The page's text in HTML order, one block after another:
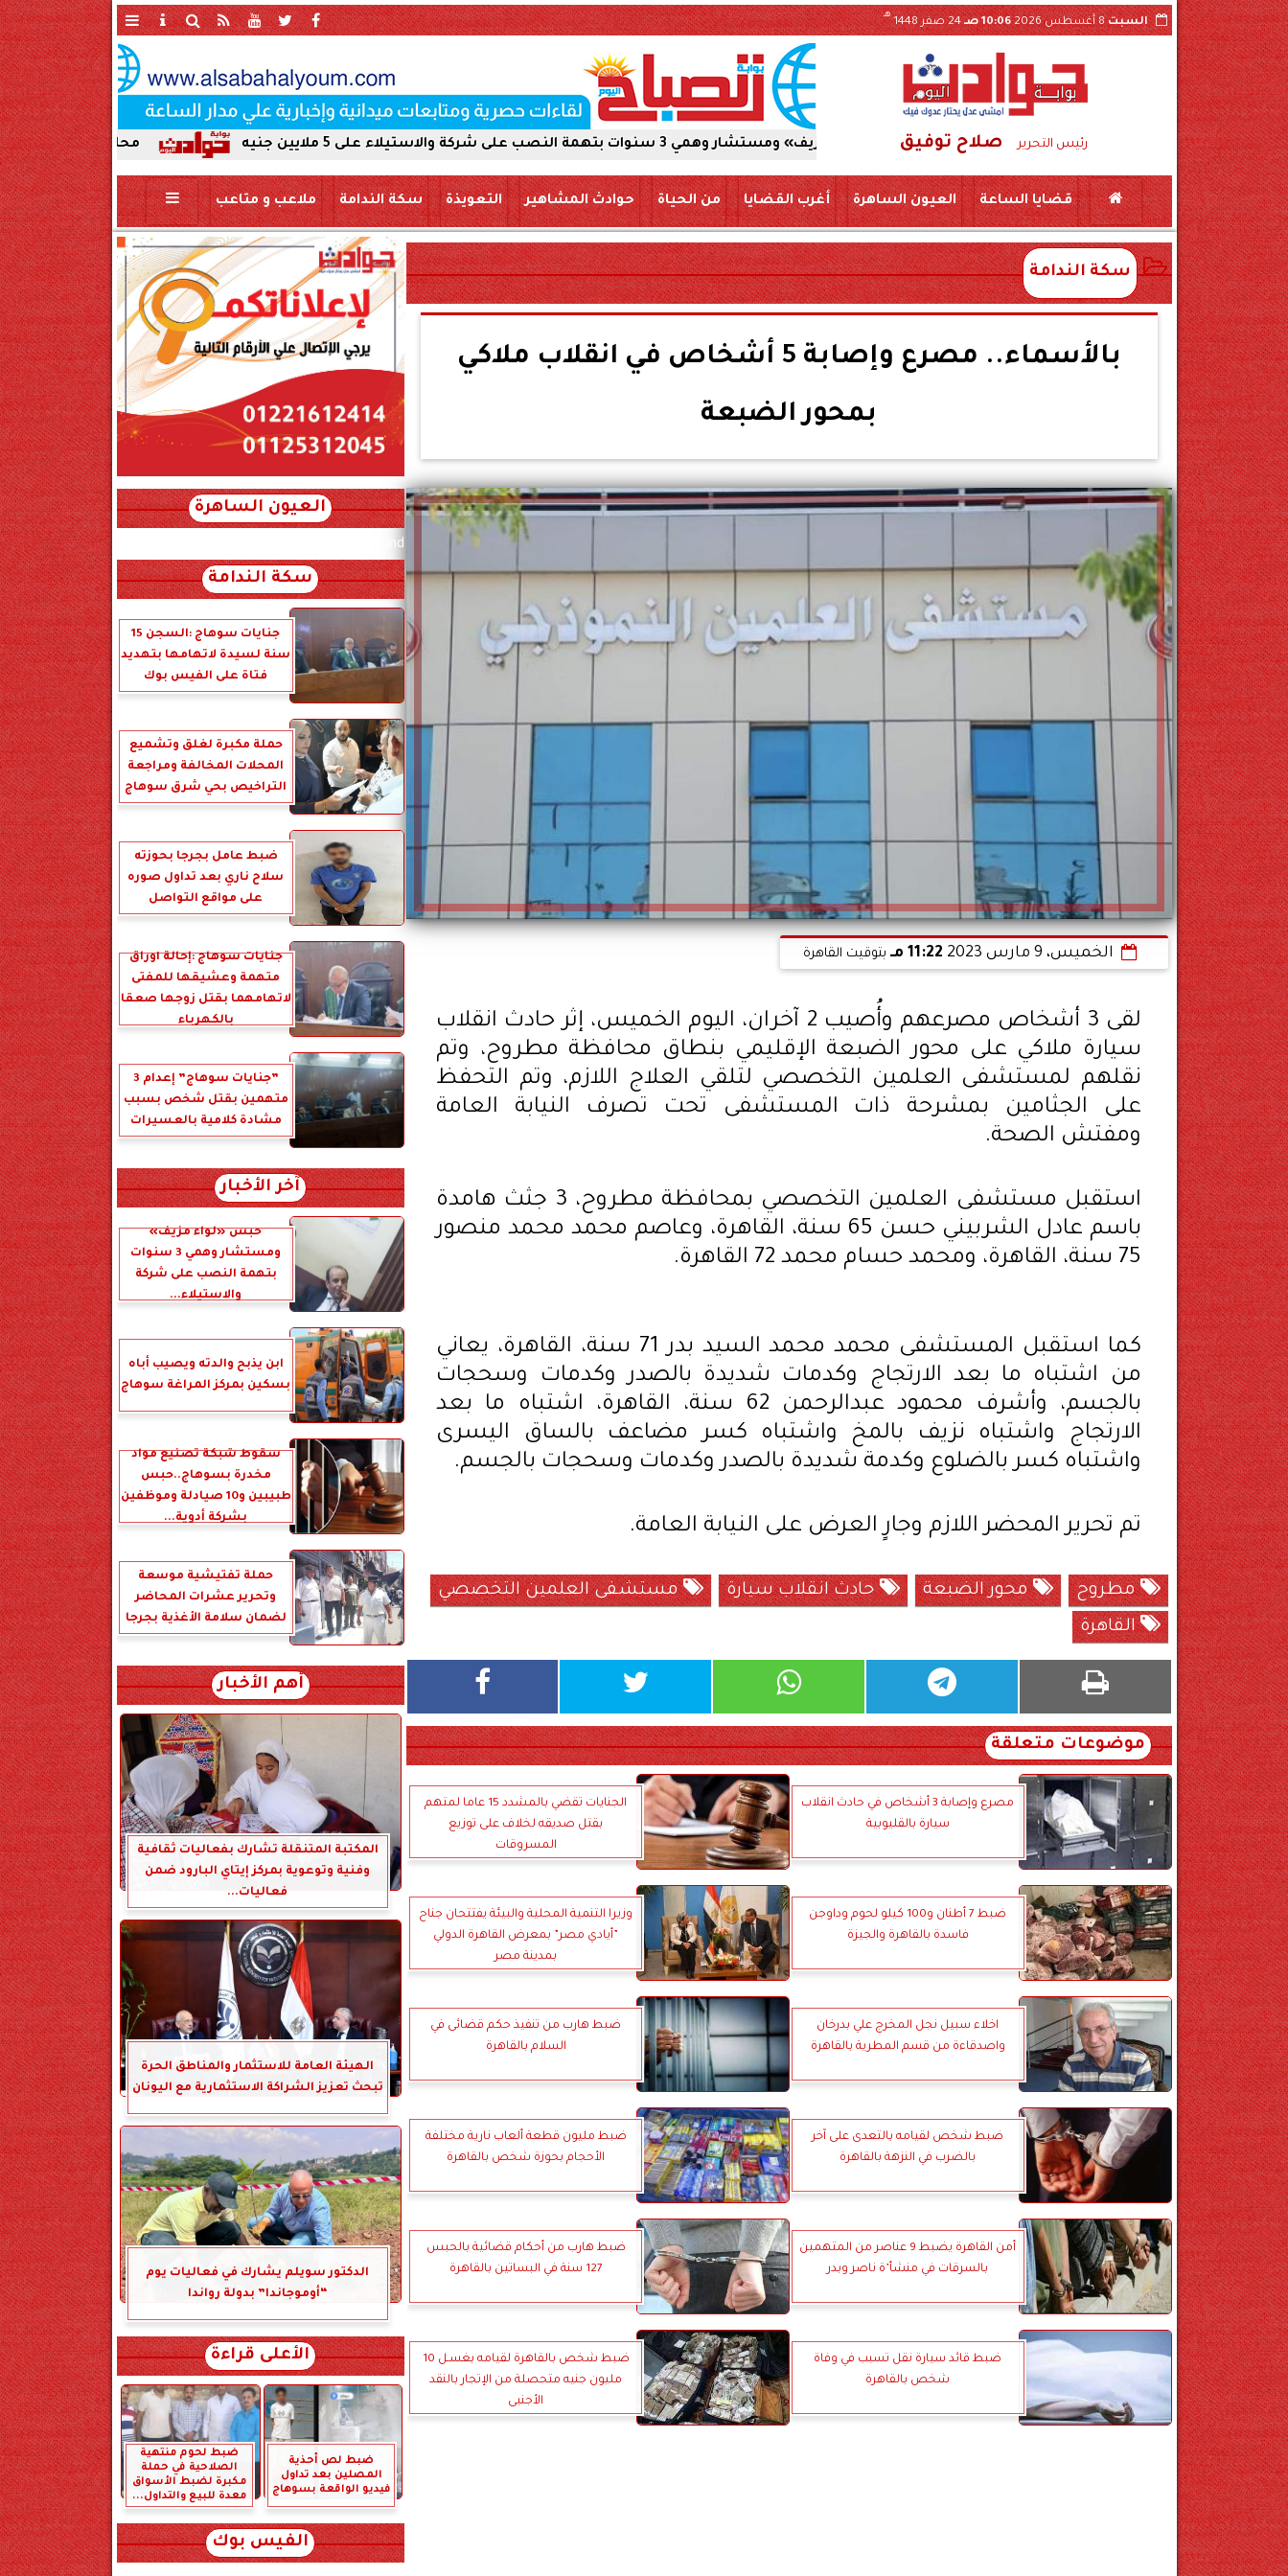
السبت8 أغسطس 2026 10:06 صـ 24 صفر 1448
هـ
رئيس التحرير صلاح توفيق محافظ سوهاج يحيل واقعة ردم حبس «لواء مزيف» ومستشار وهمي 3 سنوات بتهمة النصب على شركة والاستيلاء على 5 ملايين جنيه بمركز المراغة سوهاج
قضايا الساعة العيون الساهرة أغرب القضايا من الحياة حوادث المشاهير التعويذة سكة الندامة ملاعب و متاعب
سكة الندامة
بالأسماء.. مصرع وإصابة 5 أشخاص في انقلاب ملاكي
بمحور الضبعة
الخميس، 9 مارس 2023 11:22 مـ بتوقيت القاهرة
لقى 3 أشخاص مصرعهم وأُصيب 2 آخران، اليوم الخميس، إثر حادث انقلاب
سيارة ملاكي على محور الضبعة الإقليمي بنطاق محافظة مطروح، وتم
نقلهم لمستشفى العلمين التخصصي لتلقي العلاج اللازم، وتم التحفظ
على الجثامين بمشرحة ذات المستشفى تحت تصرف النيابة العامة
ومفتش الصحة.
استقبل مستشفى العلمين التخصصي بمحافظة مطروح، 3 جثث هامدة
باسم عادل الشربيني حسن 65 سنة، القاهرة، وعاصم محمد محمد منصور
75 سنة، القاهرة، ومحمد حسام محمد 72 القاهرة.
كما استقبل المستشفى محمد محمد السيد بدر 71 سنة، القاهرة، يعاني
من اشتباه ما بعد الارتجاج وكدمات شديدة بالصدر وكدمات وسحجات
بالجسم، وأشرف محمود عبدالرحمن 62 سنة، القاهرة، اشتباه ما بعد
الارتجاج واشتباه نزيف بالمخ واشتباه كسر مضاعف بالساق اليسرى
واشتباه كسر بالضلوع وكدمة شديدة بالصدر وكدمات وسحجات بالجسم.
تم تحرير المحضر اللازم وجارٍ العرض على النيابة العامة.
مطروح محور الضبعة حادث انقلاب سيارة
مستشفى العلمين التخصصي
القاهرة
موضوعات متعلقة
مصرع وإصابة 3 أشخاص في حادث انقلاب
سيارة بالقليوبية
الجنايات تقضي بالمشدد 15 عاما لمتهم
بقتل صديقه لخلاف على توزيع
المسروقات
ضبط 7 أطنان و100 كيلو لحوم وداوجن
فاسدة بالقاهرة والجيزة
وزيرا التنمية المحلية والبيئة يفتتحان جناح
”أيادي مصر” بمعرض القاهرة الدولي
بمدينة مصر
اخلاء سبيل نجل المخرج علي بدرخان
واصدقاءة من قسم المطرية بالقاهرة
ضبط هارب من تنفيذ حكم قضائى في
السلام بالقاهرة
ضبط شخص لقيامه بالتعدى على آخر
بالضرب في النزهة بالقاهرة
ضبط مليون قطعة ألعاب نارية مختلفة
الأحجام بحوزة شخص بالقاهرة
أمن القاهرة يضبط 9 عناصر من المتهمين
بالسرقات في منشأ’ة ناصر وبدر
ضبط هارب من أحكام قضائية بالحبس
127 سنة في البساتين بالقاهرة
ضبط قائد سيارة نقل تسبب في وفاة
شخص بالقاهرة
ضبط شخص بالقاهرة لقيامه بغسـل 10
مليون جنيه متحصلة من الإتجار بالنقد
الأجنبى
العيون الساهرة
xml_json/rss/~12.xml x0n not found
سكة الندامة
جنايات سوهاج :السجن 15
سنة لسيدة لاتهامها بتهديد
فتاة على الفيس بوك
حملة مكبرة لغلق وتشميع
المحلات المخالفة ومراجعة
التراخيص بحي شرق سوهاج
ضبط عامل بجرجا بحوزته
سلاح ناري بعد تداول صوره
على مواقع التواصل
جنايات سوهاج :إحالة أوراق
متهمة وعشيقها للمفتى
لاتهامهما بقتل زوجها صعقا
بالكهرباء
”جنايات سوهاج” إعدام 3
متهمين بقتل شخص بسبب
مشادة كلامية بالعسيرات
آخر الأخبار
حبس «لواء مزيف»
ومستشار وهمي 3 سنوات
بتهمة النصب على شركة
والاستيلاء...
ابن يذبح والدته ويصيب أباه
بسكين بمركز المراغة سوهاج
سقوط شبكة تصنيع مواد
مخدرة بسوهاج..حبس
طبيبين و10 صيادلة وموظفين
بشركة أدوية...
حملة تفتيشية موسعة
وتحرير عشرات المحاضر
لضمان سلامة الأغذية بجرجا
أهم الأخبار
المكتبة المتنقلة تشارك بفعاليات ثقافية
وفنية وتوعوية بمركز إيتاي البارود ضمن
فعاليات...
الهيئة العامة للاستثمار والمناطق الحرة
تبحث تعزيز الشراكة الاستثمارية مع اليونان
الدكتور سويلم يشارك في فعاليات يوم
“أوموجاندا” بدولة رواندا
الأعلى قراءة
ضبط لص أحذية
المصلين بعد تداول
فيديو الواقعة بسوهاج
ضبط لحوم منتهية
الصلاحية في حملة
مكبرة لضبط الأسواق
معدة للبيع والتداول...
الفيس بوك